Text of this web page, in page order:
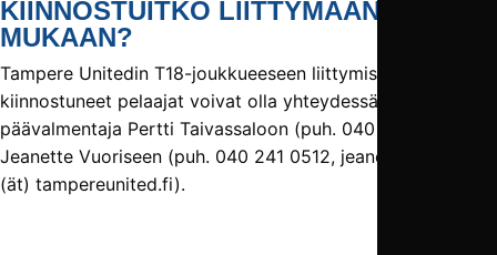
KIINNOSTUITKO LIITTYMÄÄN
MUKAAN?
Tampere Unitedin T18-joukkueeseen liittymisestä
kiinnostuneet pelaajat voivat olla yhteydessä joko
päävalmentaja Pertti Taivassaloon (puh. 040 933 0019) tai
Jeanette Vuoriseen (puh. 040 241 0512, jeanette.vuorinen
(ät) tampereunited.fi).